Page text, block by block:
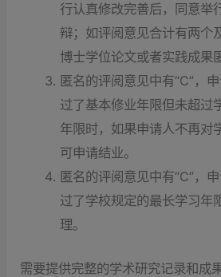
行认真修改完善后，同意举
辩；如评阅意见合计有两个
博士学位论文或者实践成果
匿名的评阅意见中有“C”，
过了基本修业年限但未超过
年限时，如果申请人不再对
可申请结业。
匿名的评阅意见中有“C”，
过了学校规定的最长学习年
理。
需要提供完整的学术研究记录和成